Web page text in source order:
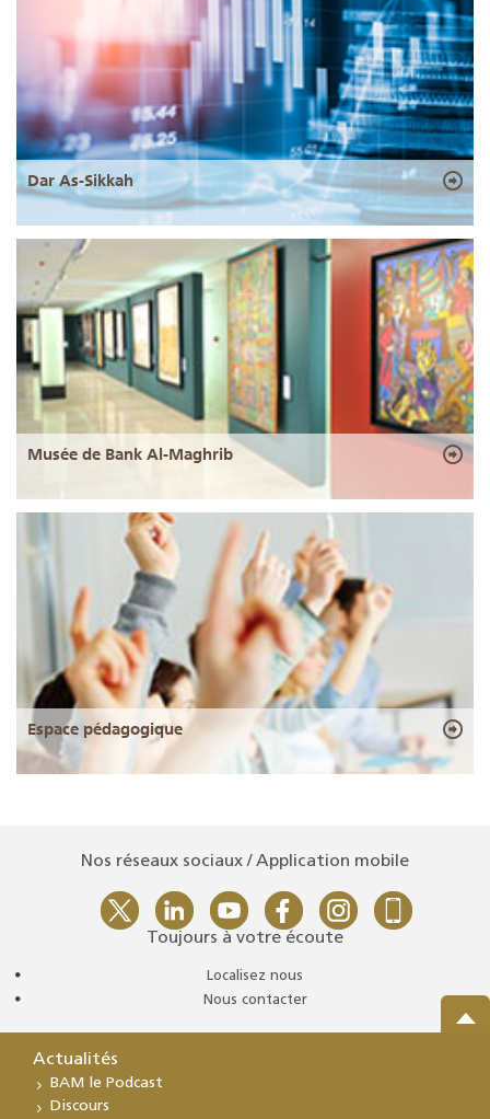
Dar As-Sikkah
Musée de Bank Al-Maghrib
Espace pédagogique
Nos réseaux sociaux / Application mobile
Toujours à votre écoute
Localisez nous
Nous contacter
Actualités
BAM le Podcast
Discours